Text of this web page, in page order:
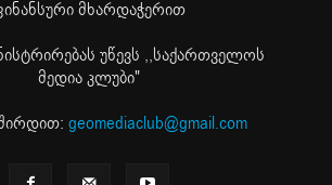
მხარდაჭერით
უწევს ,,საქართველოს
მედია კლუბი"
geomediaclub@gmail.com